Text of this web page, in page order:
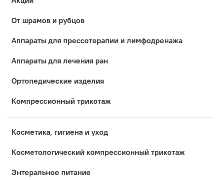
От шрамов и рубцов
Аппараты для прессотерапии и лимфодренажа
Аппараты для лечения ран
Ортопедические изделия
Компрессионный трикотаж
Косметика, гигиена и уход
Коcметологический компрессионный трикотаж
Энтеральное питание